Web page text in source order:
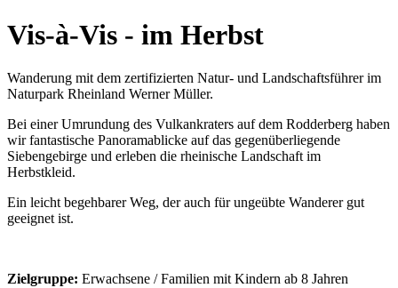
Vis-à-Vis - im Herbst
Wanderung mit dem zertifizierten Natur- und Landschaftsführer im
Naturpark Rheinland Werner Müller.
Bei einer Umrundung des Vulkankraters auf dem Rodderberg haben
wir fantastische Panoramablicke auf das gegenüberliegende
Siebengebirge und erleben die rheinische Landschaft im
Herbstkleid.
Ein leicht begehbarer Weg, der auch für ungeübte Wanderer gut
geeignet ist.
Zielgruppe: Erwachsene / Familien mit Kindern ab 8 Jahren